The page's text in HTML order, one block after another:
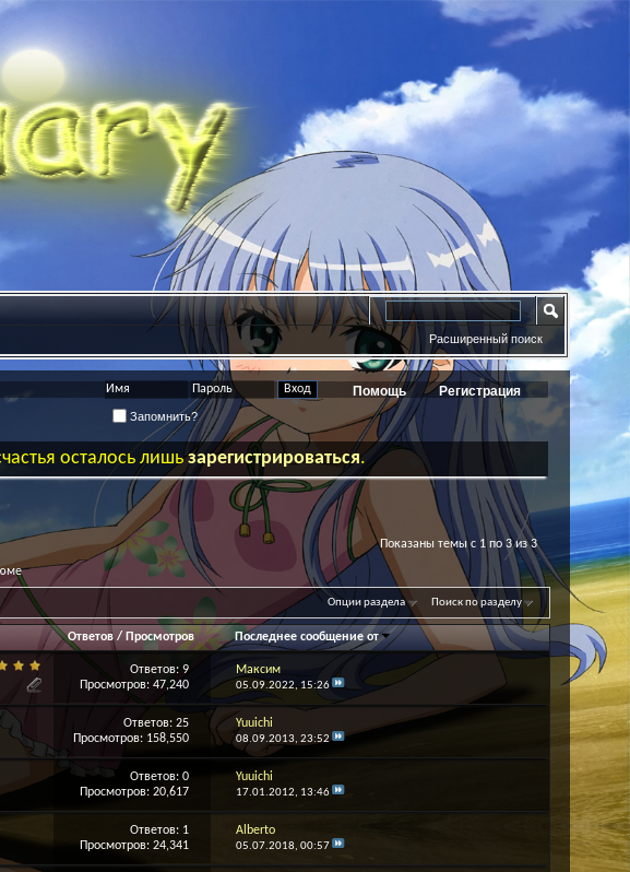
Регистрация
Помощь
Запомнить?
Расширенный поиск
осталось лишьзарегистрироваться.
Показаны темы с 1 по 3 из 3
Опции раздела Поиск по разделу
Ответов/ Просмотров Последнее сообщение от
Ответов: 9
Просмотров: 47,240
Максим
05.09.2022, 15:26
Ответов: 25
Просмотров: 158,550
Yuuichi
08.09.2013,23:52
Ответов: 0
Просмотров: 20,617
Yuuichi
17.01.2012, 13:46
Ответов: 1
Просмотров: 24,341
Alberto
05.07.2018,00:57